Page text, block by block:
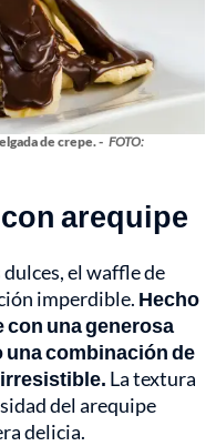
de crepe. - FOTO:
arequipe
el waffle de
imperdible. Hecho
con una generosa
una combinación de
La textura
del arequipe
delicia.